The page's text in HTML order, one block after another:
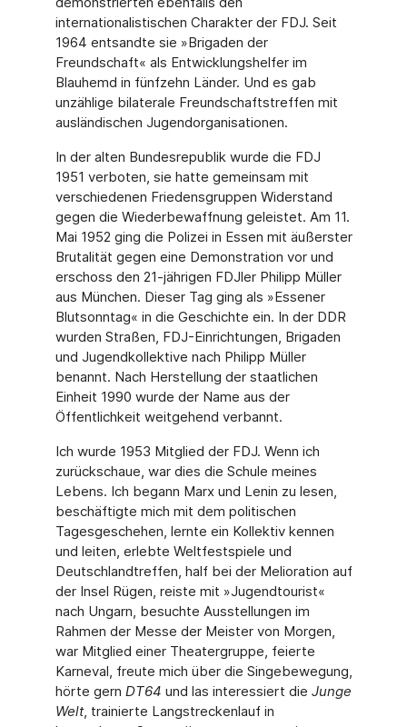
internationalistischen Charakter der FDJ. Seit
1964 entsandte sie »Brigaden der
Freundschaft« als Entwicklungshelfer im
Blauhemd in fünfzehn Länder. Und es gab
unzählige bilaterale Freundschaftstreffen mit
ausländischen Jugendorganisationen.
In der alten Bundesrepublik wurde die FDJ
1951 verboten, sie hatte gemeinsam mit
verschiedenen Friedensgruppen Widerstand
gegen die Wiederbewaffnung geleistet. Am 11.
Mai 1952 ging die Polizei in Essen mit äußerster
Brutalität gegen eine Demonstration vor und
erschoss den 21-jährigen FDJler Philipp Müller
aus München. Dieser Tag ging als »Essener
Blutsonntag« in die Geschichte ein. In der DDR
wurden Straßen, FDJ-Einrichtungen, Brigaden
und Jugendkollektive nach Philipp Müller
benannt. Nach Herstellung der staatlichen
Einheit 1990 wurde der Name aus der
Öffentlichkeit weitgehend verbannt.
Ich wurde 1953 Mitglied der FDJ. Wenn ich
zurückschaue, war dies die Schule meines
Lebens. Ich begann Marx und Lenin zu lesen,
beschäftigte mich mit dem politischen
Tagesgeschehen, lernte ein Kollektiv kennen
und leiten, erlebte Weltfestspiele und
Deutschlandtreffen, half bei der Melioration auf
der Insel Rügen, reiste mit »Jugendtourist«
nach Ungarn, besuchte Ausstellungen im
Rahmen der Messe der Meister von Morgen,
war Mitglied einer Theatergruppe, feierte
Karneval, freute mich über die Singebewegung,
hörte gern DT64 und las interessiert die Junge
Welt, trainierte Langstreckenlauf in